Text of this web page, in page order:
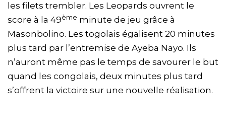
les filets trembler. Les Leopards ouvrent le
score à la 49ème minute de jeu grâce à
Masonbolino. Les togolais égalisent 20 minutes
plus tard par l’entremise de Ayeba Nayo. Ils
n’auront même pas le temps de savourer le but
quand les congolais, deux minutes plus tard
s’offrent la victoire sur une nouvelle réalisation.